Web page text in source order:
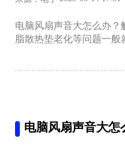
电脑风扇声音大怎么办
脂散热垫老化等问题一般
电脑风扇声音大怎